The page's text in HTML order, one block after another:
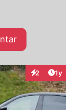
2 1y